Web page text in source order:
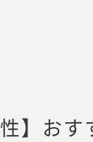
材の働き方
works.co.jp
性】お